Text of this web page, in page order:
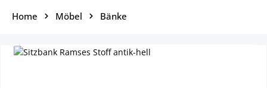
Home Möbel Bänke